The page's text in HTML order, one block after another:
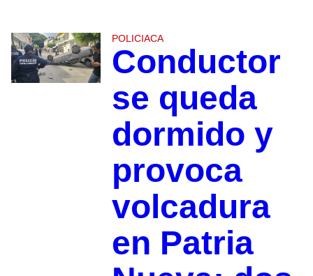
POLICIACA
Conductor
se queda
dormido y
provoca
volcadura
en Patria